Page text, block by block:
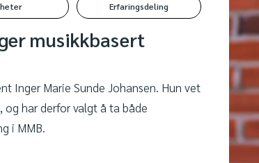
Erfaringsdeling
musikkbasert
Inger Marie Sunde Johansen. Hun vet
og har derfor valgt å ta både
i MMB.